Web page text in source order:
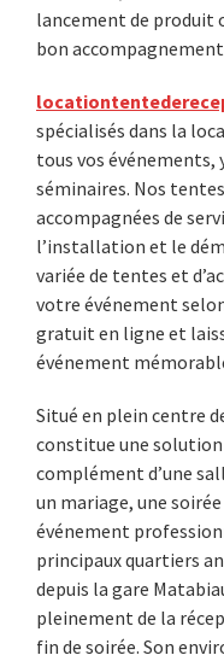
lancement de produit
bon
spécialisés dans la
tous vos
séminaires. Nos
accompagnées de
l’installation et le
variée de tentes et
votre événement
gratuit en ligne et
événement
Situé en plein centre
constitue une solution
complément d’une
un mariage, une
événement
principaux quartiers
depuis la gare
pleinement de la
fin de soirée. Son